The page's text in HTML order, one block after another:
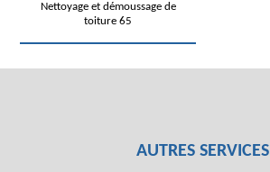
Nettoyage et démoussage de
toiture 65
AUTRES SERVICES